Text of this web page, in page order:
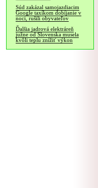
Súd zakázal samojazdiacim
Google taxíkom dobíjanie v
noci, rušili obyvateľov
Ďalšia jadrová elektráreň
južne od Slovenska musela
kvôli teplu znížiť výkon